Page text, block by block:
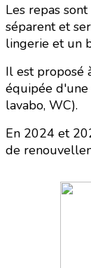
Les repas
séparent et
lingerie et un
Il est proposé
équipée d'une
lavabo, WC).
En 2024 et
de